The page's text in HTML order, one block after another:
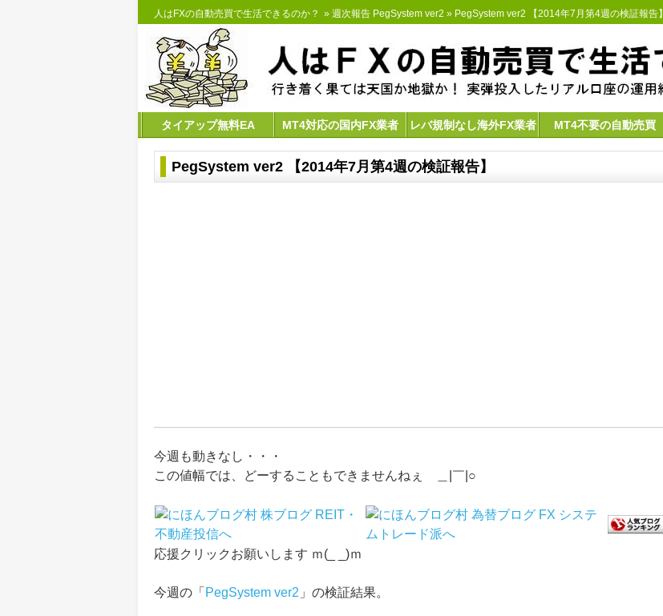
人はFXの自動売買で生活できるのか？ » 週次報告 PegSystem ver2 » PegSystem ver2 【2014年7月第4週の検証報告】
タイアップ無料EA MT4対応の国内FX業者 レバ規制なし海外FX業者 MT4不要の自動売買
PegSystem ver2 【2014年7月第4週の検証報告】
今週も動きなし・・・
この値幅では、どーすることもできませんねぇ ＿|￣|○
応援クリックお願いします ｍ(_ _)ｍ
今週の「 PegSystem ver2 」の検証結果。